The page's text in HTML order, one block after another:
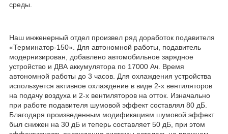
среды.
Наш инженерный отдел произвел ряд доработок подавителя
«Терминатор-150». Для автономной работы, подавитель
модернизирован, добавлено автомобильное зарядное
устройство и ДВА аккумулятора по 17000 Ач. Время
автономной работы до 3 часов. Для охлаждения устройства
используется активное охлаждение в виде 2-х вентиляторов
на подачу воздуха и 2-х вентиляторов на отток. Изначально
при работе подавителя шумовой эффект составлял 80 дБ.
Благодаря произведенным модификациям шумовой эффект
был снижен на 30 дБ и теперь составляет 50 дБ, при этом